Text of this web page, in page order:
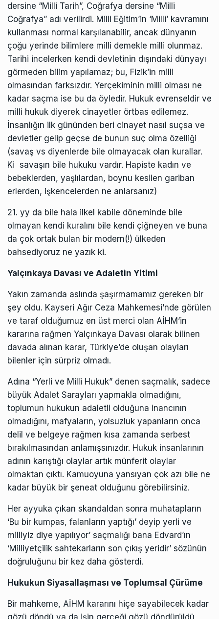
dersine “Milli Tarih”, Coğrafya dersine “Milli
Coğrafya” adı verilirdi. Milli Eğitim’in ‘Milli’ kavramını
kullanması normal karşılanabilir, ancak dünyanın
çoğu yerinde bilimlere milli demekle milli olunmaz.
Tarihi incelerken kendi devletinin dışındaki dünyayı
görmeden bilim yapılamaz; bu, Fizik’in milli
olmasından farksızdır. Yerçekiminin milli olması ne
kadar saçma ise bu da öyledir. Hukuk evrenseldir ve
milli hukuk diyerek cinayetler örtbas edilemez.
İnsanlığın ilk gününden beri cinayet nasıl suçsa ve
devletler gelip geçse de bunun suç olma özelliği
(savaş vs diyenlerde bile olmayacak olan kurallar.
Ki savaşın bile hukuku vardır. Hapiste kadın ve
bebeklerden, yaşlılardan, boynu kesilen gariban
erlerden, işkencelerden ne anlarsanız)
21. yy da bile hala ilkel kabile döneminde bile
olmayan kendi kuralını bile kendi çiğneyen ve buna
da çok ortak bulan bir modern(!) ülkeden
bahsediyoruz ne yazık ki.
Yalçınkaya Davası ve Adaletin Yitimi
Yakın zamanda aslında şaşırmamamız gereken bir
şey oldu. Kayseri Ağır Ceza Mahkemesi’nde görülen
ve taraf olduğumuz en üst merci olan AİHM’in
kararına rağmen Yalçınkaya Davası olarak bilinen
davada alınan karar, Türkiye’de oluşan olayları
bilenler için sürpriz olmadı.
Adına “Yerli ve Milli Hukuk” denen saçmalık, sadece
büyük Adalet Sarayları yapmakla olmadığını,
toplumun hukukun adaletli olduğuna inancının
olmadığını, mafyaların, yolsuzluk yapanların onca
delil ve belgeye rağmen kısa zamanda serbest
bırakılmasından anlamışsınızdır. Hukuk insanlarının
adının karıştığı olaylar artık münferit olaylar
olmaktan çıktı. Kamuoyuna yansıyan çok azı bile ne
kadar büyük bir şeneat olduğunu görebilirsiniz.
Her ayyuka çıkan skandaldan sonra muhatapların
‘Bu bir kumpas, falanların yaptığı’ deyip yerli ve
milliyiz diye yapılıyor’ saçmalığı bana Edvard’ın
‘Milliyetçilik sahtekarların son çıkış yeridir’ sözünün
doğruluğunu bir kez daha gösterdi.
Hukukun Siyasallaşması ve Toplumsal Çürüme
Bir mahkeme, AİHM kararını hiçe sayabilecek kadar
gözü döndü ya da işin gerçeği gözü döndürüldü.